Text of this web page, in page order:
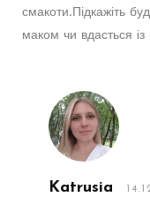
смакоти.Підкажіть
маком чи вдасться із
Katrusia